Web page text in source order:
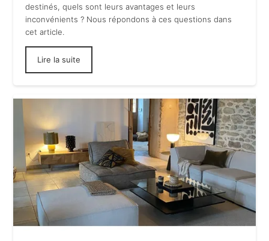
destinés, quels sont leurs avantages et leurs
inconvénients ? Nous répondons à ces questions dans
cet article.
Lire la suite